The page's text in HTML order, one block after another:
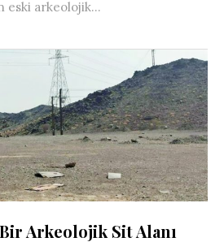
eski arkeolojik...
Arkeolojik Sit Alanı